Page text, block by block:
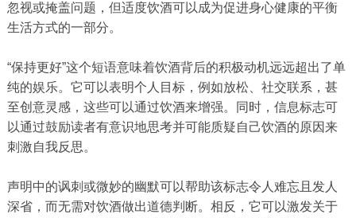
忽视或掩盖问题，但适度饮酒可以成为促进身心健康的平衡
生活方式的一部分。
“保持更好”这个短语意味着饮酒背后的积极动机远远超出了单
纯的娱乐。它可以表明个人目标，例如放松、社交联系，甚
至创意灵感，这些可以通过饮酒来增强。同时，信息标志可
以通过鼓励读者有意识地思考并可能质疑自己饮酒的原因来
刺激自我反思。
声明中的讽刺或微妙的幽默可以帮助该标志令人难忘且发人
深省，而无需对饮酒做出道德判断。相反，它可以激发关于